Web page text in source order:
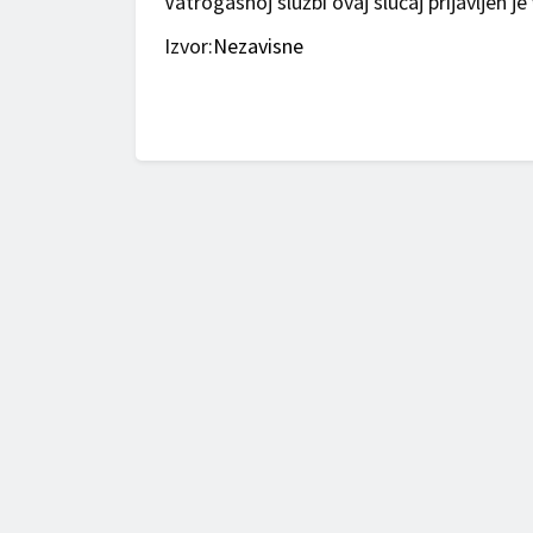
Izvor:Nezavisne